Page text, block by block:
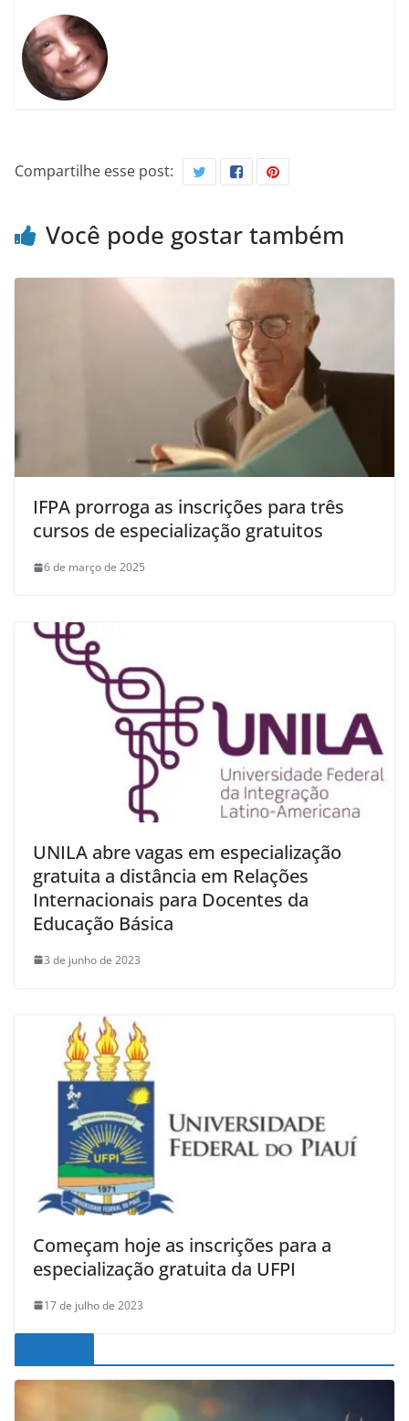
Compartilhe esse post:
Você pode gostar também
IFPA prorroga as inscrições para três
cursos de especialização gratuitos
6 de março de 2025
UNILA abre vagas em especialização
gratuita a distância em Relações
Internacionais para Docentes da
Educação Básica
3 de junho de 2023
Começam hoje as inscrições para a
especialização gratuita da UFPI
17 de julho de 2023